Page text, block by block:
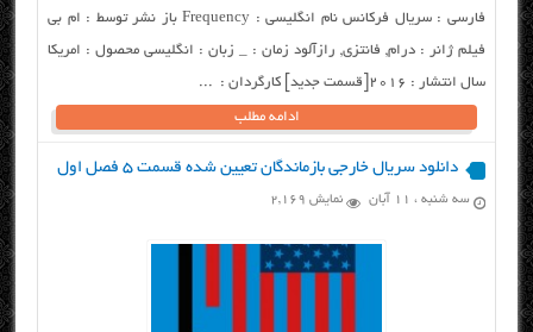
فارسی : سریال فرکانس نام انگلیسی : Frequency باز نشر توسط : ام بی
فیلم ژانر : درام, فانتزی, رازآلود زمان : _ زبان : انگلیسی محصول : امریکا
سال انتشار : ۲۰۱۶[قسمت جدید] کارگردان : ...
ادامه مطلب
دانلود سریال خارجی بازماندگان تعیین شده قسمت ۵ فصل اول
سه شنبه ، ۱۱ آبان نمایش 2,169